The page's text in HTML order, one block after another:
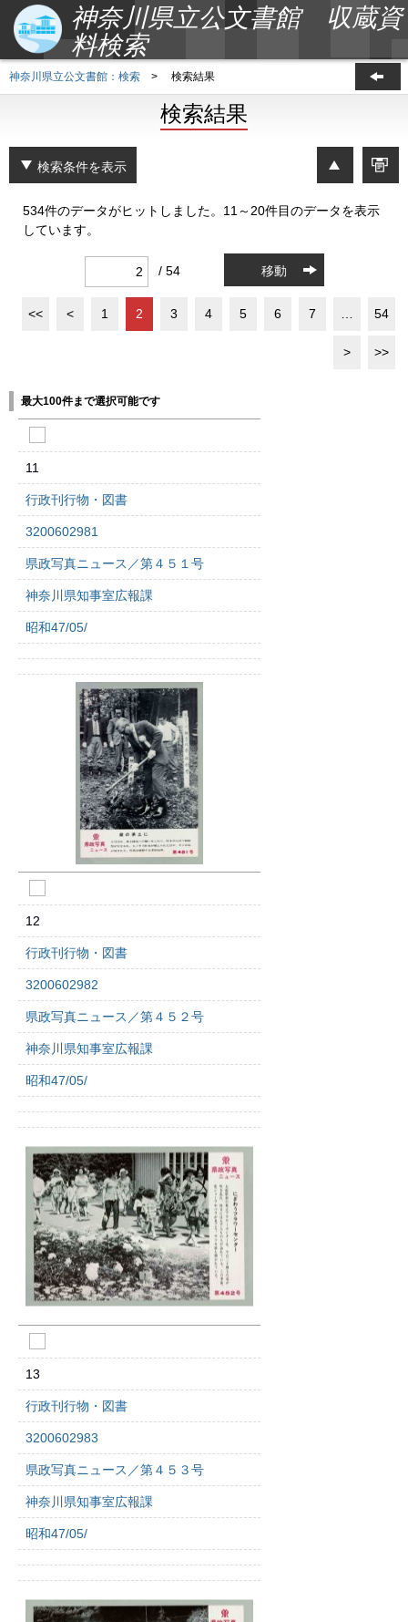
神奈川県立公文書館 収蔵資
料検索
神奈川県立公文書館：検索 > 検索結果
検索結果
検索条件を表示
534件のデータがヒットしました。11～20件目のデータを表示
しています。
/ 54 移動
<< < 1 2 3 4 5 6 7 54
> >>
最大100件まで選択可能です
11
行政刊行物・図書
3200602981
県政写真ニュース／第４５１号
神奈川県知事室広報課
昭和47/05/
12
行政刊行物・図書
3200602982
県政写真ニュース／第４５２号
神奈川県知事室広報課
昭和47/05/
13
行政刊行物・図書
3200602983
県政写真ニュース／第４５３号
神奈川県知事室広報課
昭和47/05/